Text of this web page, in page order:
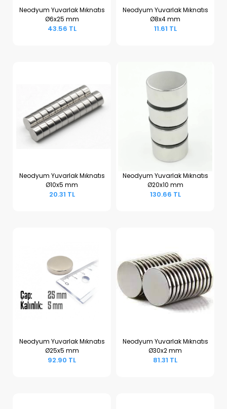
Sepete Ekle
Neodyum Yuvarlak Mıknatıs
Ø6x25 mm
43.56 TL
Sepete Ekle
Neodyum Yuvarlak Mıknatıs
Ø8x4 mm
11.61 TL
Sepete Ekle
Neodyum Yuvarlak Mıknatıs
Ø10x5 mm
20.31 TL
Sepete Ekle
Neodyum Yuvarlak Mıknatıs
Ø20x10 mm
130.66 TL
Sepete Ekle
Neodyum Yuvarlak Mıknatıs
Ø25x5 mm
92.90 TL
Sepete Ekle
Neodyum Yuvarlak Mıknatıs
Ø30x2 mm
81.31 TL